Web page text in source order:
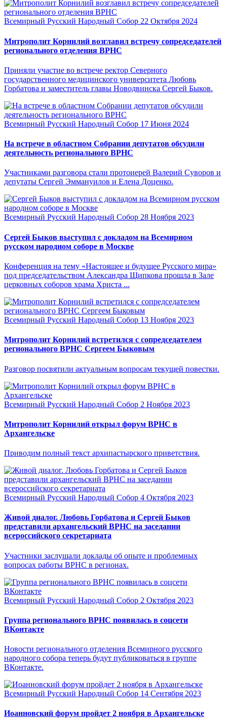
Всемирный Русский Народный Собор 22 Октября 2024
Митрополит Корнилий возглавил встречу сопредседателей
регионального отделения ВРНС
Приняли участие во встрече ректор Северного
государственного медицинского университета Любовь
Горбатова и заместитель главы Новодвинска Сергей Быков.
Всемирный Русский Народный Собор 17 Июня 2024
На встрече в областном Собрании депутатов обсудили
деятельность регионального ВРНС
Участниками разговора стали протоиерей Валерий Суворов и
депутаты Сергей Эммануилов и Елена Доценко.
Всемирный Русский Народный Собор 28 Ноября 2023
Сергей Быков выступил с докладом на Всемирном
русском народном соборе в Москве
Конференция на тему «Настоящее и будущее Русского мира»
под председательством Александра Щипкова прошла в Зале
церковных соборов храма Христа ...
Всемирный Русский Народный Собор 13 Ноября 2023
Митрополит Корнилий встретился с сопредседателем
регионального ВРНС Сергеем Быковым
Разговор посвятили актуальным вопросам текущей повестки.
Всемирный Русский Народный Собор 2 Ноября 2023
Митрополит Корнилий открыл форум ВРНС в
Архангельске
Приводим полный текст архипастырского приветствия.
Всемирный Русский Народный Собор 4 Октября 2023
Живой диалог. Любовь Горбатова и Сергей Быков
представили архангельский ВРНС на заседании
всероссийского секретариата
Участники заслушали доклады об опыте и проблемных
вопросах работы ВРНС в регионах.
Всемирный Русский Народный Собор 2 Октября 2023
Группа регионального ВРНС появилась в соцсети
ВКонтакте
Новости регионального отделения Всемирного русского
народного собора теперь будут публиковаться в группе
ВКонтакте.
Всемирный Русский Народный Собор 14 Сентября 2023
Иоанновский форум пройдет 2 ноября в Архангельске